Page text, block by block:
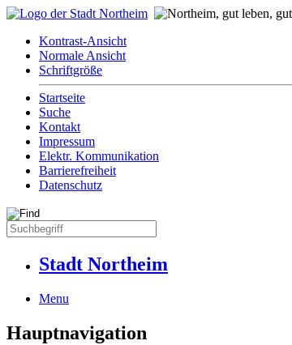
Kontrast-Ansicht
Normale Ansicht
Schriftgröße
Startseite
Suche
Kontakt
Impressum
Elektr. Kommunikation
Barrierefreiheit
Datenschutz
Stadt Northeim
Menu
Hauptnavigation